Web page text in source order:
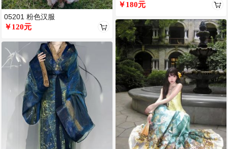
05201 粉色汉服
￥120元
￥180元